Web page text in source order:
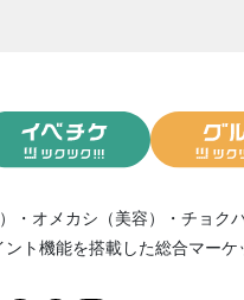
・ オメカシ（美容） ・ チョク
ント機能を搭載した総合マーケ